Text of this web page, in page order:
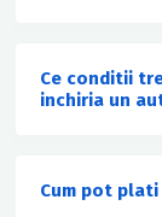
Ce conditii
inchiria un
Cum pot